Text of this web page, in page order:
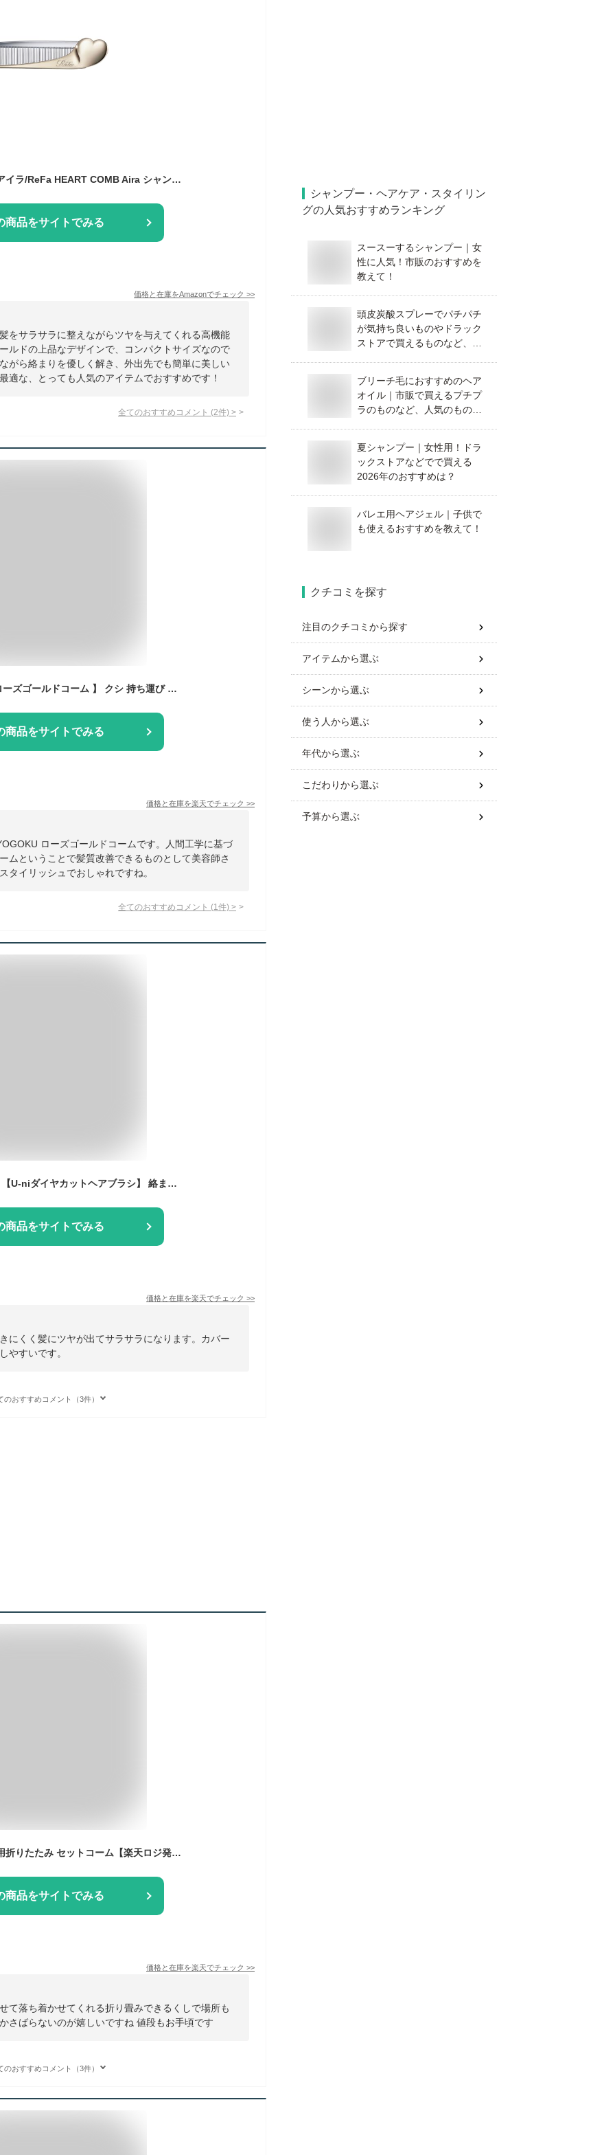
リファハートコーム アイラ/ReFa HEART COMB Aira シャンパンゴールド
商品をサイトでみる
価格と在庫をAmazonでチェック >>
をサラサラに整えながらツヤを与えてくれる高機能
ルドの上品なデザインで、コンパクトサイズなので
がら絡まりを優しく解き、外出先でも簡単に美しい
適な、とっても人気のアイテムでおすすめです！
全てのおすすめコメント (2件) >
公式 【 KYOGOKU ローズゴールドコーム 】 クシ 持ち運び 櫛 コーム くし 艶 まとまる ヘアコーム ブラシ ヘアブラシ ピンク レディース 女性 おしゃれ かわいい 携帯 軽量 テールコーム カットコーム ジャンボコーム プロ仕様 美容室専売 京極 KG
商品をサイトでみる
価格と在庫を楽天でチェック >>
ローズゴールドコームです。人間工学に基づ
ムということで髪質改善できるものとして美容師さ
タイリッシュでおしゃれですね。
全てのおすすめコメント (1 件) >
櫛 ヘアケア サラサラ 【U-niダイヤカットヘアブラシ】 絡まない ヘアブラシ 艶髪 おしゃれ コンパクトスタイラー くし 携帯用 女性 女友達 彼女 妻 ギフト 誕生日 プレゼント ツヤツヤ 髪 ギフト
商品をサイトでみる
価格と在庫を楽天でチェック >>
にくく髪にツヤが出てサラサラになります。カバー
やすいです。
のおすすめコメント（3件）
ハニー成分配合 携帯用折りたたみ セットコーム【楽天ロジ発送 送料無料】HO-50 ハニーオイル配合 with honey 折りたたみ くし 携帯 コーム 折り畳み ハチミツ はちみつ 櫛 髪 ツヤ コシ からまり 池本刷子
商品をサイトでみる
価格と在庫を楽天でチェック >>
て落ち着かせてくれる折り畳みできるくしで場所も
さばらないのが嬉しいですね 値段もお手頃です
のおすすめコメント（3件）
シャンプー・ヘアケア・スタイリン
グの人気おすすめランキング
スースーするシャンプー｜女
性に人気！市販のおすすめを
教えて！
頭皮炭酸スプレーでパチパチ
が気持ち良いものやドラック
ストアで買えるものなど、お
ブリーチ毛におすすめのヘア
オイル｜市販で買えるプチプ
ラのものなど、人気のものを
夏シャンプー｜女性用！ドラ
ックストアなどでで買える
2026年のおすすめは？
バレエ用ヘアジェル｜子供で
も使えるおすすめを教えて！
クチコミを探す
注目のクチコミから探す
アイテムから選ぶ
シーンから選ぶ
使う人から選ぶ
年代から選ぶ
こだわりから選ぶ
予算から選ぶ